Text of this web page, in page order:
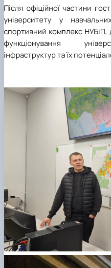
Після офіційної частини
університету у
спортивний комплекс
функціонування
інфраструктур та їх